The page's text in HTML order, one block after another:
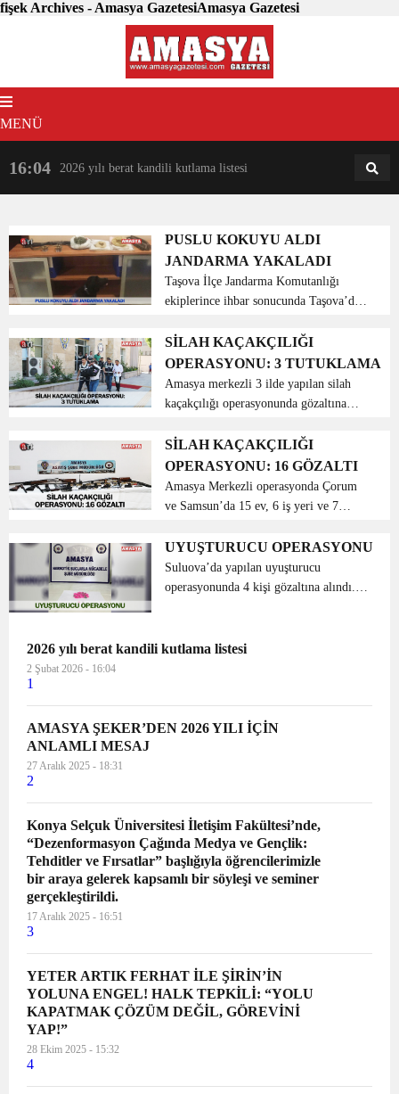
fişek Archives - Amasya GazetesiAmasya Gazetesi
MENÜ
16:04 2026 yılı berat kandili kutlama listesi 18:31
PUSLU KOKUYU ALDI
JANDARMA YAKALADI
Taşova İlçe Jandarma Komutanlığı
ekiplerince ihbar sonucunda Taşova’da
isimli şahsın ev ve eklentilerinde
uyuşturucu madde bulundurduğu tespiti
üzerine adli makamla...
SİLAH KAÇAKÇILIĞI
OPERASYONU: 3 TUTUKLAMA
Amasya merkezli 3 ilde yapılan silah
kaçakçılığı operasyonunda gözaltına
Amasya Merkezli Çorum ve Samsun’da
21 adrese eş zamanlı yapılan silah
kaçakçılığı op...
SİLAH KAÇAKÇILIĞI
OPERASYONU: 16 GÖZALTI
Amasya Merkezli operasyonda Çorum
ve Samsun’da 15 ev, 6 iş yeri ve 7
kaçakçılığı operasyonunda 16 şüpheli
gözaltına alındı. Gözaltına alınan 16
şüpheliden 8’...
UYUŞTURUCU OPERASYONU
Suluova’da yapılan uyuşturucu
operasyonunda 4 kişi gözaltına alındı.
yapılan uygulamada 34 FM 4356
2026 yılı berat kandili kutlama listesi
2 Şubat 2026 - 16:04
1
AMASYA ŞEKER’DEN 2026 YILI İÇİN
ANLAMLI MESAJ
27 Aralık 2025 - 18:31
2
Konya Selçuk Üniversitesi İletişim Fakültesi’nde,
“Dezenformasyon Çağında Medya ve Gençlik:
Tehditler ve Fırsatlar” başlığıyla öğrencilerimizle
bir araya gelerek kapsamlı bir söyleşi ve seminer
gerçekleştirildi.
17 Aralık 2025 - 16:51
3
YETER ARTIK FERHAT İLE ŞİRİN’İN
YOLUNA ENGEL! HALK TEPKİLİ: “YOLU
KAPATMAK ÇÖZÜM DEĞİL, GÖREVİNİ
YAP!”
28 Ekim 2025 - 15:32
4